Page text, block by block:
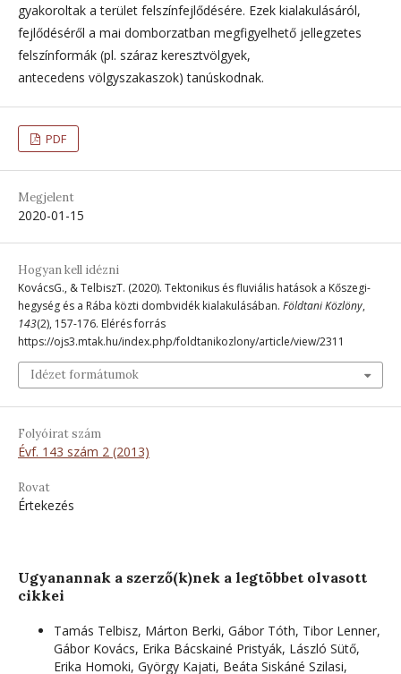
gyakoroltak a terület felszínfejlődésére. Ezek kialakulásáról,
fejlődéséről a mai domborzatban megfigyelhető jellegzetes
felszínformák (pl. száraz keresztvölgyek,
antecedens völgyszakaszok) tanúskodnak.
PDF
Megjelent
2020-01-15
Hogyan kell idézni
KovácsG., & TelbiszT. (2020). Tektonikus és fluviális hatások a Kőszegi-
hegység és a Rába közti dombvidék kialakulásában. Földtani Közlöny,
143(2), 157-176. Elérés forrás
https://ojs3.mtak.hu/index.php/foldtanikozlony/article/view/2311
Idézet formátumok
Folyóirat szám
Évf. 143 szám 2 (2013)
Rovat
Értekezés
Ugyanannak a szerző(k)nek a legtöbbet olvasott
cikkei
Tamás Telbisz, Márton Berki, Gábor Tóth, Tibor Lenner,
Gábor Kovács, Erika Bácskainé Pristyák, László Sütő,
Erika Homoki, György Kajati, Beáta Siskáné Szilasi,